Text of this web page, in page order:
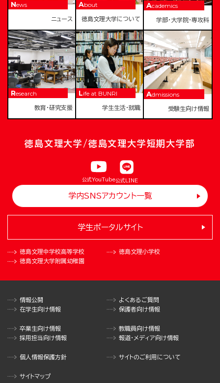
News
ニュース
About
徳島文理大学について
Academics
学部・大学院・専攻科
Research
教育・研究支援
Life at BUNRI
学生生活・就職
Admissions
受験生向け情報
徳島文理大学/徳島文理大学短期大学部
公式YouTube公式LINE
学内SNSアカウント一覧
徳島文理中学校高等学校
徳島文理小学校
徳島文理大学附属幼稚園
学生ポータルサイト
情報公開
よくあるご質問
在学生向け情報
保護者向け情報
卒業生向け情報
教職員向け情報
採用担当向け情報
報道・メディア向け情報
個人情報保護方針 サイトのご利用について
サイトマップ